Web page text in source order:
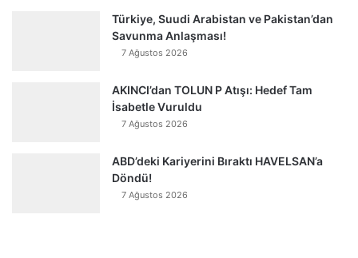
Türkiye, Suudi Arabistan ve Pakistan’dan
Savunma Anlaşması!
7 Ağustos 2026
AKINCI’dan TOLUN P Atışı: Hedef Tam
İsabetle Vuruldu
7 Ağustos 2026
ABD’deki Kariyerini Bıraktı HAVELSAN’a
Döndü!
7 Ağustos 2026